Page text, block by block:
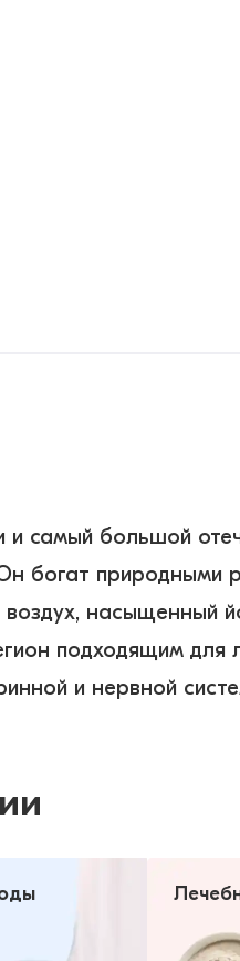
самый большой
богат природными
насыщенный
подходящим для